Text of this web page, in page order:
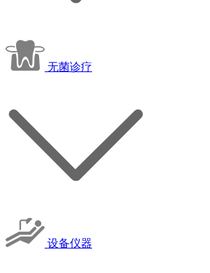
无菌诊疗
设备仪器